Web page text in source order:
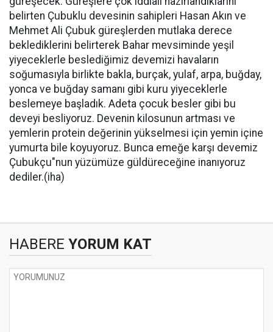
belirten Çubuklu devesinin sahipleri Hasan Akın ve
Mehmet Ali Çubuk güreşlerden mutlaka derece
beklediklerini belirterek Bahar mevsiminde yeşil
yiyeceklerle beslediğimiz devemizi havaların
soğumasıyla birlikte bakla, burçak, yulaf, arpa, buğday,
yonca ve buğday samanı gibi kuru yiyeceklerle
beslemeye başladık. Adeta çocuk besler gibi bu
deveyi besliyoruz. Devenin kilosunun artması ve
yemlerin protein değerinin yükselmesi için yemin içine
yumurta bile koyuyoruz. Bunca emeğe karşı devemiz
Çubukçu"nun yüzümüze güldüreceğine inanıyoruz
dediler.(iha)
HABERE YORUM KAT